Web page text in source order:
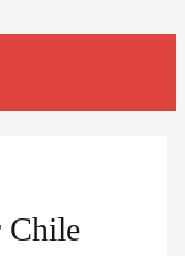
Chile